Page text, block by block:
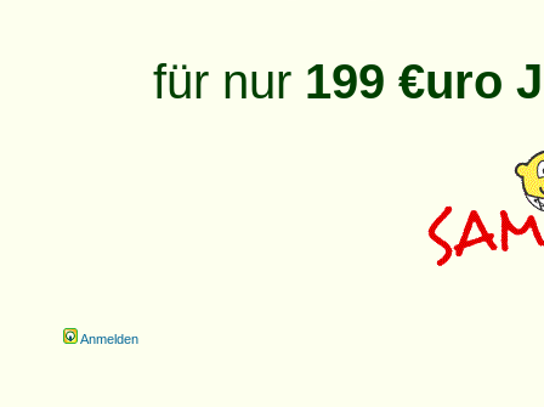
für nur 199 €uro
Anmelden